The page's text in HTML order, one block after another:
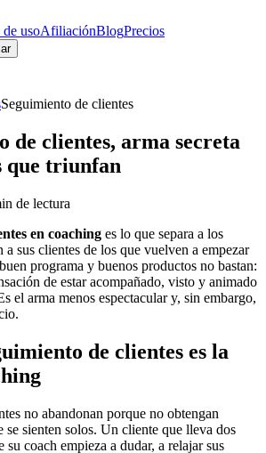
de usoAfiliaciónBlogPrecios
Seguimiento de clientes
de clientes, arma secreta
que triunfan
de lectura
en coaching es lo que separa a los
a sus clientes de los que vuelven a empezar
programa y buenos productos no bastan:
de estar acompañado, visto y animado
el arma menos espectacular y, sin embargo,
de clientes es la
no abandonan porque no obtengan
se sienten solos. Un cliente que lleva dos
su coach empieza a dudar, a relajar sus